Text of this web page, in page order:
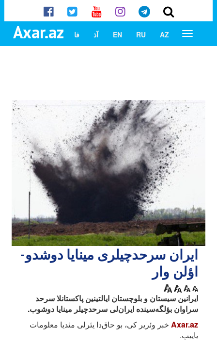
Axar.az AZ
RU
EN آذ فا
ایران سرحدچیلری مینایا دوشدو-
اؤلن وار
ایرانین سیستان و بلوچستان ایالتینین پاکستانلا سرحد
سراوان بؤلگه‌سینده ایران‌لی سرحدچیلر مینایا دوشوب.
Axar.az خبر وئریر کی، بو حاق‌دا یئرلی مئدیا معلومات
یاییب.